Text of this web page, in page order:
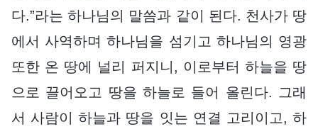
다.”라는 하나님의 말씀과 같이 된다. 천사가 땅
에서 사역하며 하나님을 섬기고 하나님의 영광
또한 온 땅에 널리 퍼지니, 이로부터 하늘을 땅
으로 끌어오고 땅을 하늘로 들어 올린다. 그래
서 사람이 하늘과 땅을 잇는 연결 고리이고, 하